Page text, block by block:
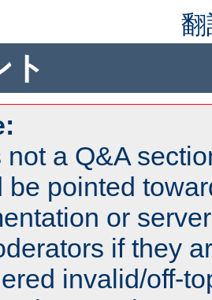
ト
not a Q&A
be pointed
or
if they
invalid/off-